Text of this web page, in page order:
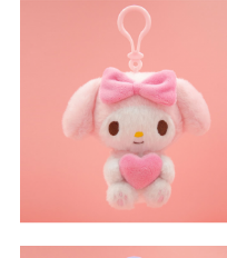
甜心系列美乐蒂小吊饰